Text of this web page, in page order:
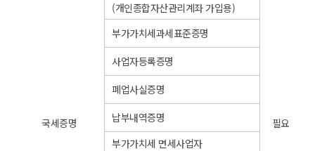
국세증명 필요
(개인종합자산관리계좌 가입용)
부가가치세과세표준증명
사업자등록증명
폐업사실증명
납부내역증명
부가가치세 면세사업자